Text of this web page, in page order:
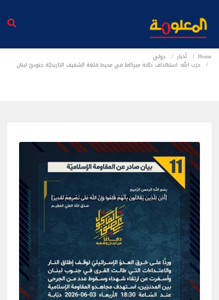
Home أخبار
دولي
حزب الله: استهداف دبّابة ميركافا في محيط قلعة الشقيف التاريخيّة جنوبيّ لبنان